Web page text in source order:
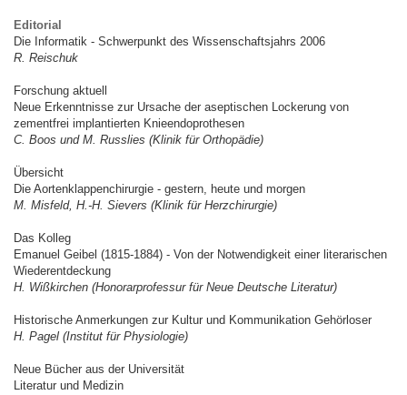
Editorial
Die Informatik - Schwerpunkt des Wissenschaftsjahrs 2006
R. Reischuk
Forschung aktuell
Neue Erkenntnisse zur Ursache der aseptischen Lockerung von
zementfrei implantierten Knieendoprothesen
C. Boos und M. Russlies (Klinik für Orthopädie)
Übersicht
Die Aortenklappenchirurgie - gestern, heute und morgen
M. Misfeld, H.-H. Sievers (Klinik für Herzchirurgie)
Das Kolleg
Emanuel Geibel (1815-1884) - Von der Notwendigkeit einer literarischen
Wiederentdeckung
H. Wißkirchen (Honorarprofessur für Neue Deutsche Literatur)
Historische Anmerkungen zur Kultur und Kommunikation Gehörloser
H. Pagel (Institut für Physiologie)
Neue Bücher aus der Universität
Literatur und Medizin